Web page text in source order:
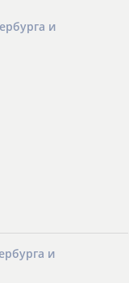
и
и